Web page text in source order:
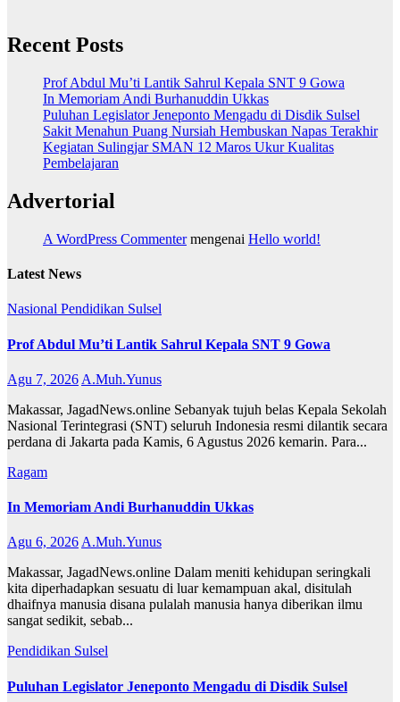
Recent Posts
Prof Abdul Mu’ti Lantik Sahrul Kepala SNT 9 Gowa
In Memoriam Andi Burhanuddin Ukkas
Puluhan Legislator Jeneponto Mengadu di Disdik Sulsel
Sakit Menahun Puang Nursiah Hembuskan Napas Terakhir
Kegiatan Sulingjar SMAN 12 Maros Ukur Kualitas
Pembelajaran
Advertorial
A WordPress Commentermengenai Hello world!
Latest News
Nasional Pendidikan Sulsel
Prof Abdul Mu’ti Lantik Sahrul Kepala SNT 9 Gowa
Agu 7, 2026 A.Muh.Yunus
Makassar, JagadNews.online Sebanyak tujuh belas Kepala Sekolah
Nasional Terintegrasi (SNT) seluruh Indonesia resmi dilantik secara
perdana di Jakarta pada Kamis, 6 Agustus 2026 kemarin. Para...
Ragam
In Memoriam Andi Burhanuddin Ukkas
Agu 6, 2026A.Muh.Yunus
Makassar, JagadNews.online Dalam meniti kehidupan seringkali
kita diperhadapkan sesuatu di luar kemampuan akal, disitulah
dhaifnya manusia disana pulalah manusia hanya diberikan ilmu
sangat sedikit, sebab...
Pendidikan Sulsel
Puluhan Legislator Jeneponto Mengadu di Disdik Sulsel